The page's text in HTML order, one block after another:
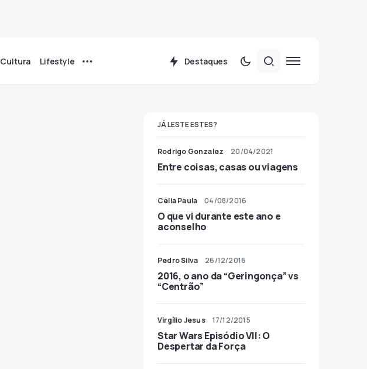
Cultura Lifestyle Destaques
JÁ LESTE ESTES?
Rodrigo Gonzalez 20/04/2021
Entre coisas, casas ou viagens
Célia Paula 04/08/2016
O que vi durante este ano e
aconselho
Pedro Silva 26/12/2016
2016, o ano da “Geringonça” vs
“Centrão”
Virgílio Jesus 17/12/2015
Star Wars Episódio VII: O
Despertar da Força